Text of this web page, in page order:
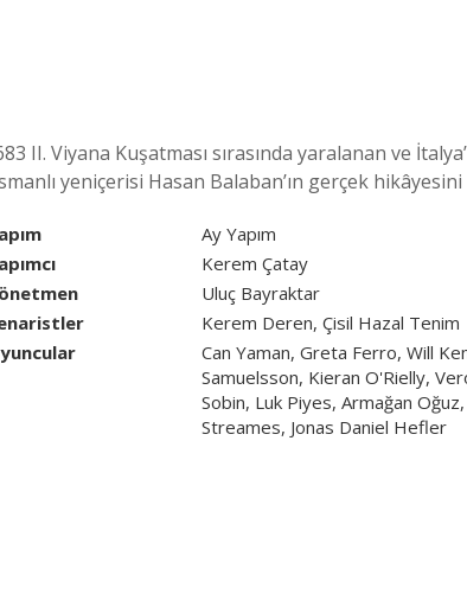
II. Viyana Kuşatması sırasında yaralanan ve
yeniçerisi Hasan Balaban’ın gerçek
Ay Yapım
Kerem Çatay
Uluç Bayraktar
Kerem Deren, Çisil Hazal Tenim
Can Yaman, Greta Ferro, Will
Samuelsson, Kieran O'Rielly,
Sobin, Luk Piyes, Armağan
Streames, Jonas Daniel Hefler